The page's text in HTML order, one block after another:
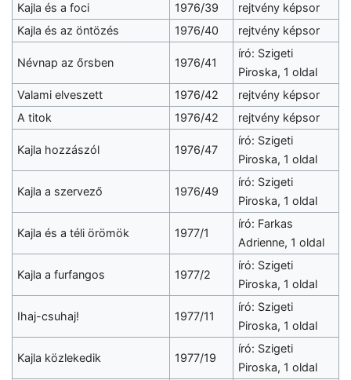
Kajla és a foci
1976/39
rejtvény képsor
Kajla és az öntözés
1976/40 rejtvény képsor
Névnap az őrsben 1976/41
író: Szigeti
Piroska, 1 oldal
Valami elveszett
1976/42
rejtvény képsor
A titok
1976/42 rejtvény képsor
Kajla hozzászól 1976/47
író: Szigeti
Piroska, 1 oldal
Kajla a szervező 1976/49
író: Szigeti
Piroska, 1 oldal
Kajla és a téli örömök 1977/1
író: Farkas
Adrienne, 1 oldal
Kajla a furfangos 1977/2
író: Szigeti
Piroska, 1 oldal
Ihaj-csuhaj! 1977/11
író: Szigeti
Piroska, 1 oldal
Kajla közlekedik 1977/19
író: Szigeti
Piroska, 1 oldal